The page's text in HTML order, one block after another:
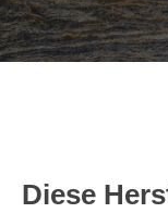
Diese